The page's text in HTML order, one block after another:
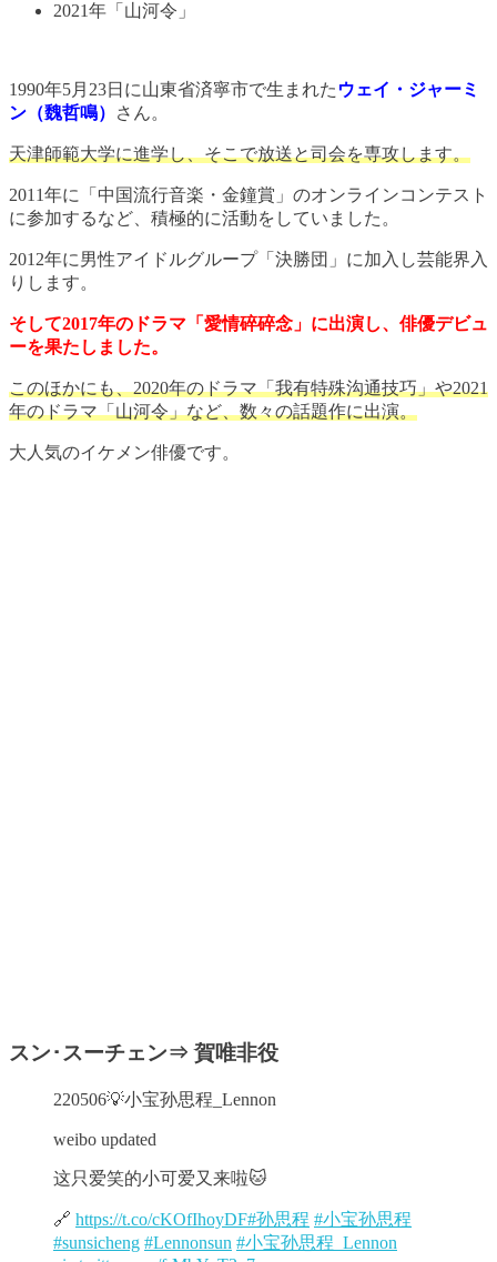
2021年「山河令」
1990年5月23日に山東省済寧市で生まれた ウェイ・ジャーミ
ン （魏哲鳴） さん。
天津師範大学に進学し、そこで放送と司会を専攻します。
2011年に「中国流行音楽・金鐘賞」のオンラインコンテスト
に参加するなど、積極的に活動をしていました。
2012年に男性アイドルグループ「決勝団」に加入し芸能界入
りします。
そして2017年のドラマ「愛情碎碎念」に出演し、俳優デビュ
ーを果たしました。
このほかにも、2020年のドラマ「我有特殊沟通技巧」や2021
年のドラマ「山河令」など、数々の話題作に出演。
大人気のイケメン俳優です。
スン･スーチェン⇒ 賀唯非役
220506💡小宝孙思程_Lennon
weibo updated
这只爱笑的小可爱又来啦🐱
🔗 https://t.co/cKOfIhoyDF#孙思程 #小宝孙思程
#sunsicheng #Lennonsun #小宝孙思程_Lennon